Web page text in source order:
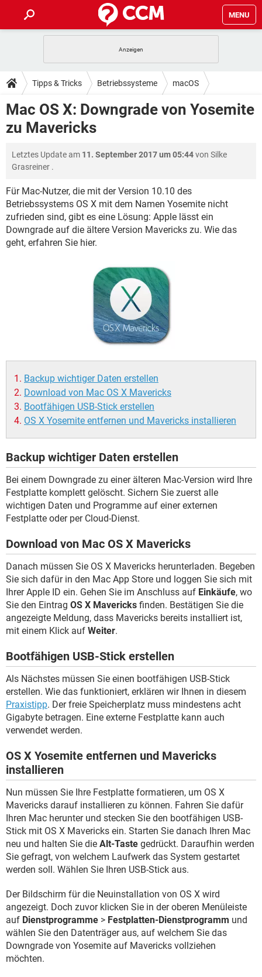
MENU
ANDROID IOS
WINDOWS 10 INSTAGRAM
WHATSAPP
TIPPS & TRICKS
SPIELE STREAMING
ANDROID IOS
WHATSAPP TIKTOK
DOWNLOADS
SPIELE
WINDOWS 10
WHATSAPP TIKTOK
FACEBOOK HARDWARE
FORUM
SPIELE STREAMING
WINDOWS 10 INSTAGRAM
WHATSAPP TIKTOK
FACEBOOK
LEXIKON
SPIELE STREAMING
ANDROID IOS
WINDOWS 10 INSTAGRAM
WHATSAPP
HARDWARE
Tipps & Tricks Betriebssysteme macOS
Mac OS X: Downgrade von Yosemite
zu Mavericks
Letztes Update am 11. September 2017 um 05:44von Silke
Grasreiner .
Für Mac-Nutzer, die mit der Version 10.10 des
Betriebssystems OS X mit dem Namen Yosemite nicht
zufrieden sind, gibt es eine Lösung: Apple lässt ein
Downgrade auf die ältere Version Mavericks zu. Wie das
geht, erfahren Sie hier.
Backup wichtiger Daten erstellen
Download von Mac OS X Mavericks
Bootfähigen USB-Stick erstellen
OS X Yosemite entfernen und Mavericks installieren
Backup wichtiger Daten erstellen
Bei einem Downgrade zu einer älteren Mac-Version wird Ihre
Festplatte komplett gelöscht. Sichern Sie zuerst alle
wichtigen Daten und Programme auf einer externen
Festplatte oder per Cloud-Dienst.
Download von Mac OS X Mavericks
Danach müssen Sie OS X Mavericks herunterladen. Begeben
Sie sich dafür in den Mac App Store und loggen Sie sich mit
Ihrer Apple ID ein. Gehen Sie im Anschluss auf Einkäufe, wo
Sie den Eintrag OS X Mavericks finden. Bestätigen Sie die
angezeigte Meldung, dass Mavericks bereits installiert ist,
mit einem Klick auf Weiter.
Bootfähigen USB-Stick erstellen
Als Nächstes müssen Sie einen bootfähigen USB-Stick
erstellen. Wie das funktioniert, erklären wir Ihnen in diesem
Praxistipp. Der freie Speicherplatz muss mindestens acht
Gigabyte betragen. Eine externe Festplatte kann auch
verwendet werden.
OS X Yosemite entfernen und Mavericks
installieren
Nun müssen Sie Ihre Festplatte formatieren, um OS X
Mavericks darauf installieren zu können. Fahren Sie dafür
Ihren Mac herunter und stecken Sie den bootfähigen USB-
Stick mit OS X Mavericks ein. Starten Sie danach Ihren Mac
neu und halten Sie die Alt-Taste gedrückt. Daraufhin werden
Sie gefragt, von welchem Laufwerk das System gestartet
werden soll. Wählen Sie Ihren USB-Stick aus.
Der Bildschirm für die Neuinstallation von OS X wird
angezeigt. Doch zuvor klicken Sie in der oberen Menüleiste
auf Dienstprogramme > Festplatten-Dienstprogramm und
wählen Sie den Datenträger aus, auf welchem Sie das
Downgrade von Yosemite auf Mavericks vollziehen
möchten.